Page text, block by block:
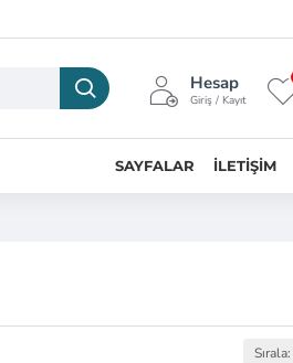
Hesap
Giriş / Kayıt
SAYFALAR İLETIŞIM
Sırala: